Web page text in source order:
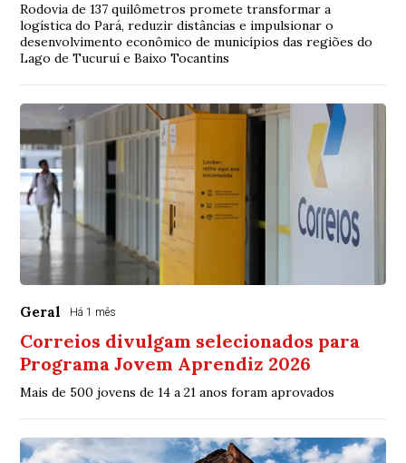
Rodovia de 137 quilômetros promete transformar a
logística do Pará, reduzir distâncias e impulsionar o
desenvolvimento econômico de municípios das regiões do
Lago de Tucuruí e Baixo Tocantins
Geral Há 1 mês
Correios divulgam selecionados para
Programa Jovem Aprendiz 2026
Mais de 500 jovens de 14 a 21 anos foram aprovados